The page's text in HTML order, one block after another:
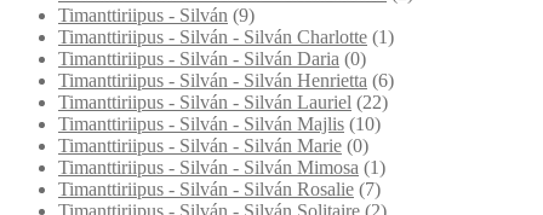
Timanttiriipus - Silván (9)
Timanttiriipus - Silván - Silván Charlotte (1)
Timanttiriipus - Silván - Silván Daria (0)
Timanttiriipus - Silván - Silván Henrietta (6)
Timanttiriipus - Silván - Silván Lauriel (22)
Timanttiriipus - Silván - Silván Majlis (10)
Timanttiriipus - Silván - Silván Marie (0)
Timanttiriipus - Silván - Silván Mimosa (1)
Timanttiriipus - Silván - Silván Rosalie (7)
Timanttiriipus - Silván - Silván Solitaire (2)